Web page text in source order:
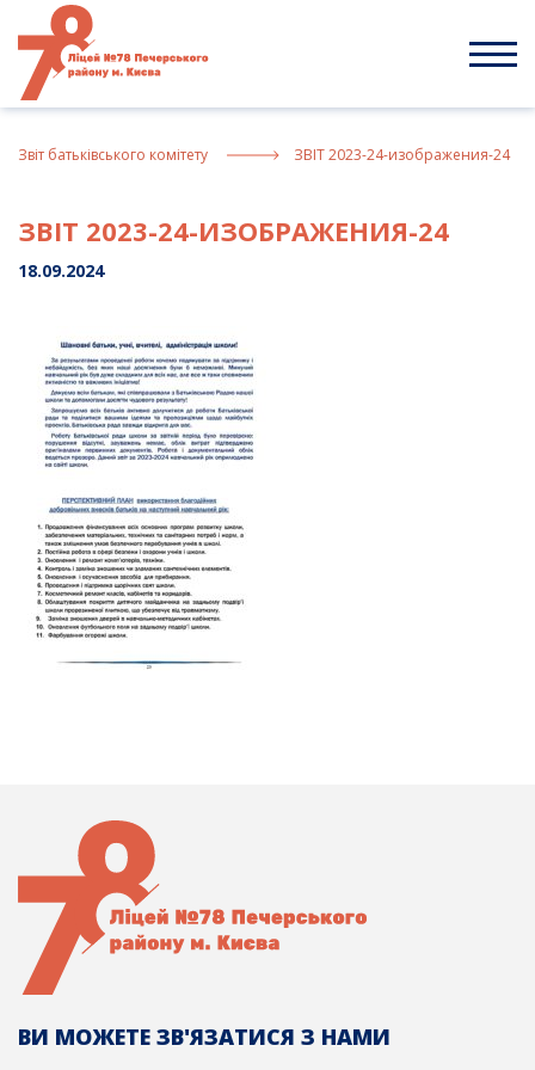
content
Звiт батькiвського комiтету ЗВІТ 2023-24-изображения-24
ЗВІТ 2023-24-ИЗОБРАЖЕНИЯ-24
18.09.2024
ВИ МОЖЕТЕ ЗВ'ЯЗАТИСЯ З НАМИ